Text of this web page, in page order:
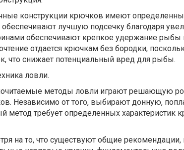
конструкции крючков имеют
лучшую подсечку благодаря
обеспечивают крепкое удержание рыбы
отдается крючкам без бородки,
что снижает потенциальный вред для рыбы.
ловли.
методы ловли играют решающую
Независимо от того, выбирают донную,
метод требует определенных характеристик
на то, что существуют общие